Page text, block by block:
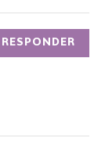
RESPONDER